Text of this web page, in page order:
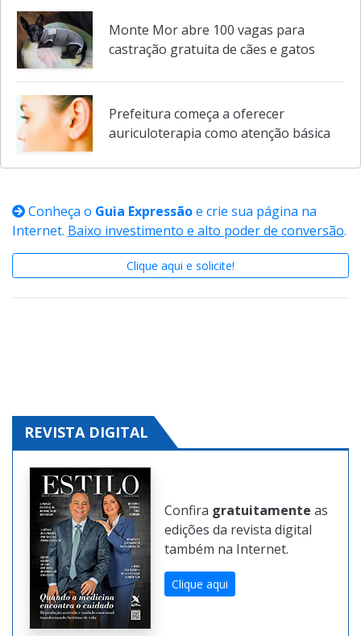
Monte Mor abre 100 vagas para
castração gratuita de cães e gatos
Prefeitura começa a oferecer
auriculoterapia como atenção básica
Conheça o Guia Expressãoe crie sua página na
Internet. Baixo investimento e alto poder de conversão.
Clique aqui e solicite!
REVISTA DIGITAL
Confira gratuitamente as
edições da revista digital
também na Internet.
Clique aqui